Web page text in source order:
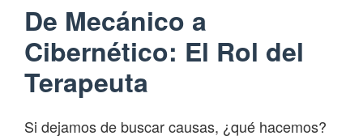
De Mecánico a
Cibernético: El Rol del
Terapeuta
Si dejamos de buscar causas, ¿qué hacemos?